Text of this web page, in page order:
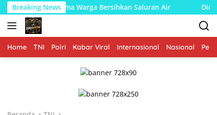
Langsung
ke
konten
Breaking News
Warga Bersihkan Saluran Air Diduga Salah
Home TNI Polri Kabar Viral Internasional Nasional